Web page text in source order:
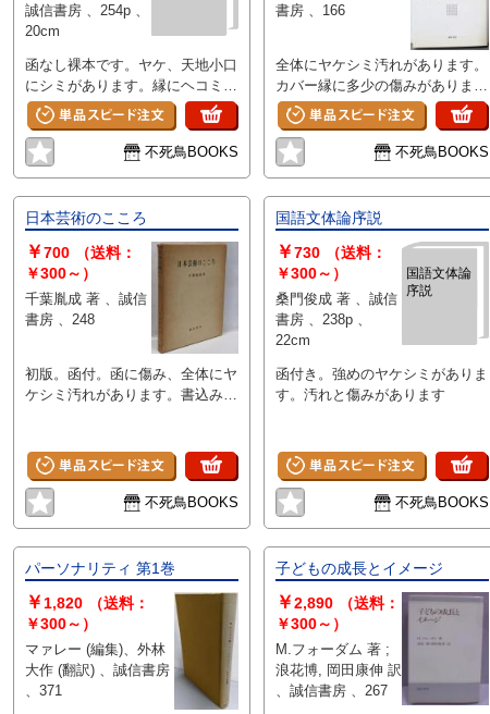
誠信書房 、254p 、
20cm
函なし裸本です。ヤケ、天地小口
にシミがあります。縁にヘコミが
あります。
不死鳥BOOKS
書房 、166
全体にヤケシミ汚れがあります。
カバー縁に多少の傷みがありま
す。
不死鳥BOOKS
日本芸術のこころ
￥700
（送料：
￥300～）
千葉胤成 著 、誠信
書房 、248
初版。函付。函に傷み、全体にヤ
ケシミ汚れがあります。書込みが
不死鳥BOOKS
国語文体論序説
国語文体論
序説
￥730
（送料：
￥300～）
桑門俊成 著 、誠信
書房 、238p 、
22cm
函付き。強めのヤケシミがありま
す。汚れと傷みがあります
不死鳥BOOKS
パーソナリティ 第1巻
￥ 1,820
（送料：
￥300～）
マァレー (編集)、外林
大作 (翻訳) 、誠信書房
、371
子どもの成長とイメージ
￥2,890
（送料：
￥300～）
M.フォーダム 著 ;
浪花博, 岡田康伸 訳
、誠信書房 、267